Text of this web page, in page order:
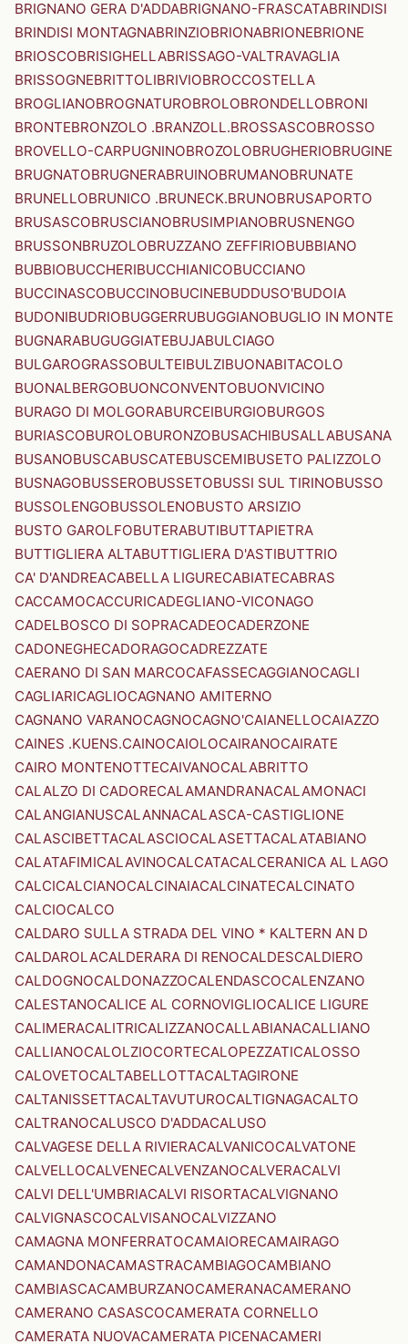
BRIGNANO GERA D'ADDABRIGNANO-FRASCATABRINDISI
BRINDISI MONTAGNABRINZIOBRIONABRIONEBRIONE
BRIOSCOBRISIGHELLABRISSAGO-VALTRAVAGLIA
BRISSOGNEBRITTOLIBRIVIOBROCCOSTELLA
BROGLIANOBROGNATUROBROLOBRONDELLOBRONI
BRONTEBRONZOLO .BRANZOLL.BROSSASCOBROSSO
BROVELLO-CARPUGNINOBROZOLOBRUGHERIOBRUGINE
BRUGNATOBRUGNERABRUINOBRUMANOBRUNATE
BRUNELLOBRUNICO .BRUNECK.BRUNOBRUSAPORTO
BRUSASCOBRUSCIANOBRUSIMPIANOBRUSNENGO
BRUSSONBRUZOLOBRUZZANO ZEFFIRIOBUBBIANO
BUBBIOBUCCHERIBUCCHIANICOBUCCIANO
BUCCINASCOBUCCINOBUCINEBUDDUSO'BUDOIA
BUDONIBUDRIOBUGGERRUBUGGIANOBUGLIO IN MONTE
BUGNARABUGUGGIATEBUJABULCIAGO
BULGAROGRASSOBULTEIBULZIBUONABITACOLO
BUONALBERGOBUONCONVENTOBUONVICINO
BURAGO DI MOLGORABURCEIBURGIOBURGOS
BURIASCOBUROLOBURONZOBUSACHIBUSALLABUSANA
BUSANOBUSCABUSCATEBUSCEMIBUSETO PALIZZOLO
BUSNAGOBUSSEROBUSSETOBUSSI SUL TIRINOBUSSO
BUSSOLENGOBUSSOLENOBUSTO ARSIZIO
BUSTO GAROLFOBUTERABUTIBUTTAPIETRA
BUTTIGLIERA ALTABUTTIGLIERA D'ASTIBUTTRIO
CA' D'ANDREACABELLA LIGURECABIATECABRAS
CACCAMOCACCURICADEGLIANO-VICONAGO
CADELBOSCO DI SOPRACADEOCADERZONE
CADONEGHECADORAGOCADREZZATE
CAERANO DI SAN MARCOCAFASSECAGGIANOCAGLI
CAGLIARICAGLIOCAGNANO AMITERNO
CAGNANO VARANOCAGNOCAGNO'CAIANELLOCAIAZZO
CAINES .KUENS.CAINOCAIOLOCAIRANOCAIRATE
CAIRO MONTENOTTECAIVANOCALABRITTO
CALALZO DI CADORECALAMANDRANACALAMONACI
CALANGIANUSCALANNACALASCA-CASTIGLIONE
CALASCIBETTACALASCIOCALASETTACALATABIANO
CALATAFIMICALAVINOCALCATACALCERANICA AL LAGO
CALCICALCIANOCALCINAIACALCINATECALCINATO
CALCIOCALCO
CALDARO SULLA STRADA DEL VINO * KALTERN AN D
CALDAROLACALDERARA DI RENOCALDESCALDIERO
CALDOGNOCALDONAZZOCALENDASCOCALENZANO
CALESTANOCALICE AL CORNOVIGLIOCALICE LIGURE
CALIMERACALITRICALIZZANOCALLABIANACALLIANO
CALLIANOCALOLZIOCORTECALOPEZZATICALOSSO
CALOVETOCALTABELLOTTACALTAGIRONE
CALTANISSETTACALTAVUTUROCALTIGNAGACALTO
CALTRANOCALUSCO D'ADDACALUSO
CALVAGESE DELLA RIVIERACALVANICOCALVATONE
CALVELLOCALVENECALVENZANOCALVERACALVI
CALVI DELL'UMBRIACALVI RISORTACALVIGNANO
CALVIGNASCOCALVISANOCALVIZZANO
CAMAGNA MONFERRATOCAMAIORECAMAIRAGO
CAMANDONACAMASTRACAMBIAGOCAMBIANO
CAMBIASCACAMBURZANOCAMERANACAMERANO
CAMERANO CASASCOCAMERATA CORNELLO
CAMERATA NUOVACAMERATA PICENACAMERI